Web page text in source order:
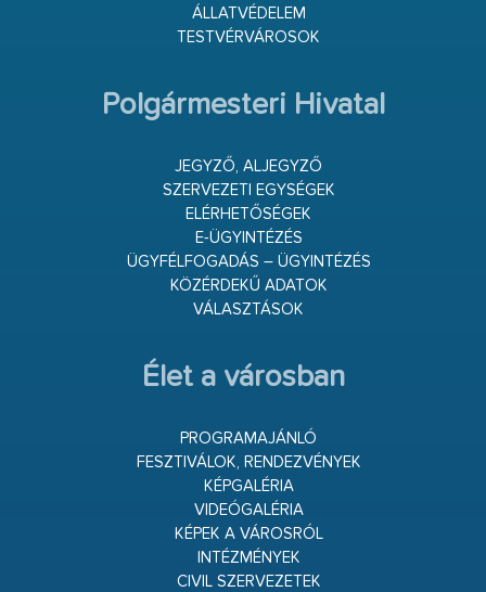
ÁLLATVÉDELEM
TESTVÉRVÁROSOK
Polgármesteri Hivatal
JEGYZŐ, ALJEGYZŐ
SZERVEZETI EGYSÉGEK
ELÉRHETŐSÉGEK
E-ÜGYINTÉZÉS
ÜGYFÉLFOGADÁS – ÜGYINTÉZÉS
KÖZÉRDEKŰ ADATOK
VÁLASZTÁSOK
Élet a városban
PROGRAMAJÁNLÓ
FESZTIVÁLOK, RENDEZVÉNYEK
KÉPGALÉRIA
VIDEÓGALÉRIA
KÉPEK A VÁROSRÓL
INTÉZMÉNYEK
CIVIL SZERVEZETEK